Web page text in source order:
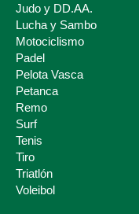
Judo y DD.AA.
Lucha y Sambo
Motociclismo
Padel
Pelota Vasca
Petanca
Remo
Surf
Tenis
Tiro
Triatlón
Voleibol